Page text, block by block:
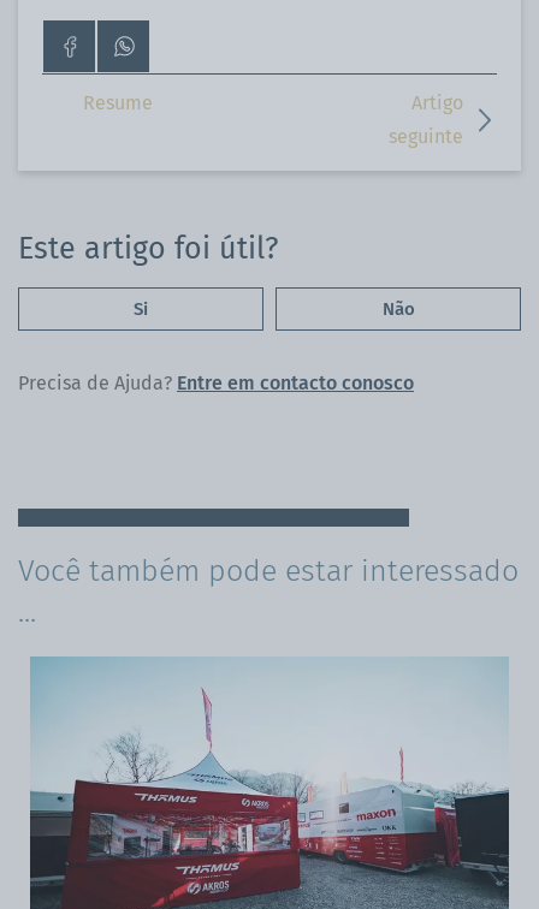
para
Facebook
Contacte-
nos
Resume
Artigo
seguinte
Este artigo foi útil?
Si Não
Precisa de Ajuda? Entre em contacto conosco
Você também pode estar interessado
...